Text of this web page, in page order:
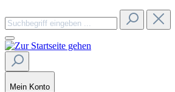
Mein Konto